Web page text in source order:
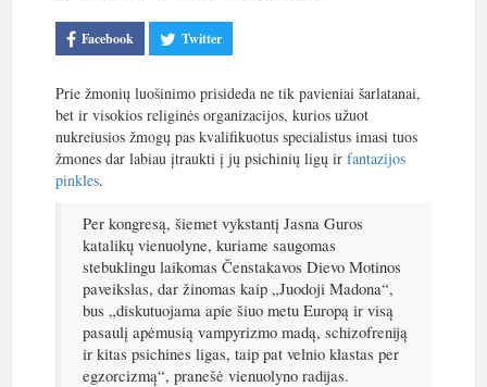
Facebook Twitter
Prie žmonių luošinimo prisideda ne tik pavieniai šarlatanai,
bet ir visokios religinės organizacijos, kurios užuot
nukreiusios žmogų pas kvalifikuotus specialistus imasi tuos
žmones dar labiau įtraukti į jų psichinių ligų ir fantazijos
pinkles.
Per kongresą, šiemet vykstantį Jasna Guros
katalikų vienuolyne, kuriame saugomas
stebuklingu laikomas Čenstakavos Dievo Motinos
paveikslas, dar žinomas kaip „Juodoji Madona“,
bus „diskutuojama apie šiuo metu Europą ir visą
pasaulį apėmusią vampyrizmo madą, schizofreniją
ir kitas psichines ligas, taip pat velnio klastas per
egzorcizmą“, pranešė vienuolyno radijas.